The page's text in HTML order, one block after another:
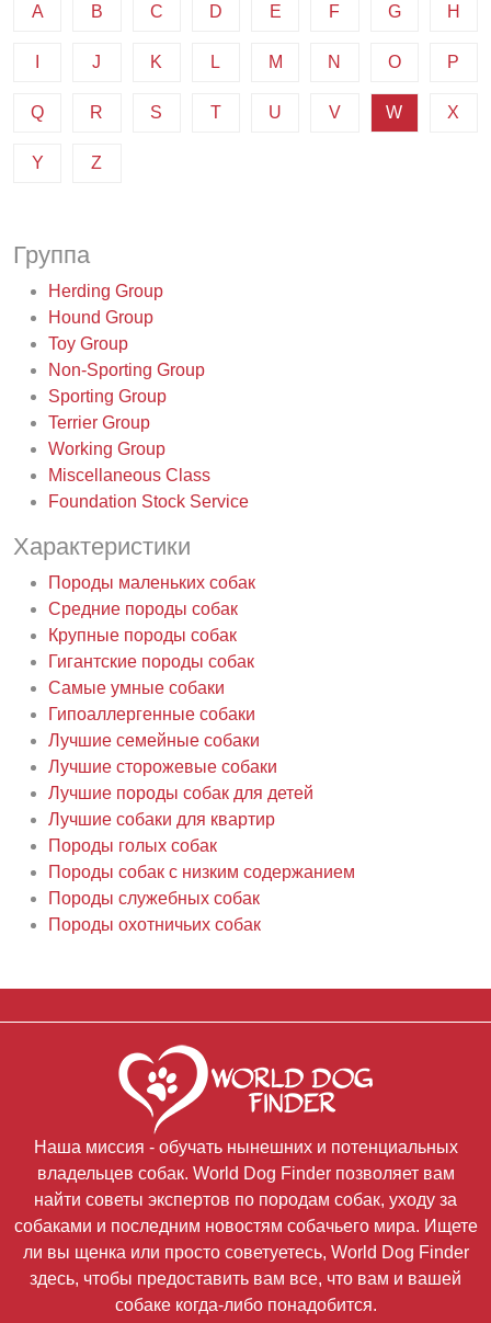
A B C D E F G H
J K L M N O P
Q R S T U V W X
Y Z
Группа
Herding Group
Hound Group
Toy Group
Non-Sporting Group
Sporting Group
Terrier Group
Working Group
Miscellaneous Class
Foundation Stock Service
Характеристики
Породы маленьких собак
Средние породы собак
Крупные породы собак
Гигантские породы собак
Самые умные собаки
Гипоаллергенные собаки
Лучшие семейные собаки
Лучшие сторожевые собаки
Лучшие породы собак для детей
Лучшие собаки для квартир
Породы голых собак
Породы собак с низким содержанием
Породы служебных собак
Породы охотничьих собак
Наша миссия - обучать нынешних и потенциальных
владельцев собак. World Dog Finder позволяет вам
найти советы экспертов по породам собак, уходу за
собаками и последним новостям собачьего мира. Ищете
ли вы щенка или просто советуетесь, World Dog Finder
здесь, чтобы предоставить вам все, что вам и вашей
собаке когда-либо понадобится.